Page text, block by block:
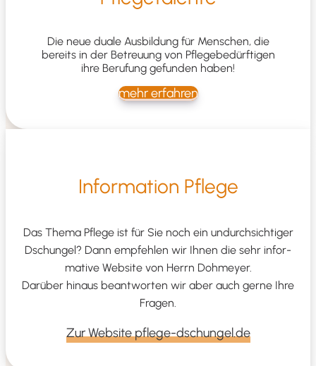
Die neue dua­le Aus­bil­dung für Men­schen, die
bereits in der Betreu­ung von Pfle­ge­be­dürf­ti­gen
ihre Beru­fung gefun­den haben!
mehr erfah­ren
Infor­ma­ti­on Pflege
Das The­ma Pfle­ge ist für Sie noch ein undurch­sich­ti­ger
Dschun­gel? Dann emp­feh­len wir Ihnen die sehr infor­
ma­ti­ve Web­site von Herrn Doh­mey­er.
Dar­über hin­aus beant­wor­ten wir aber auch ger­ne Ihre
Fragen.
Zur Web­site pflege-dschungel.de